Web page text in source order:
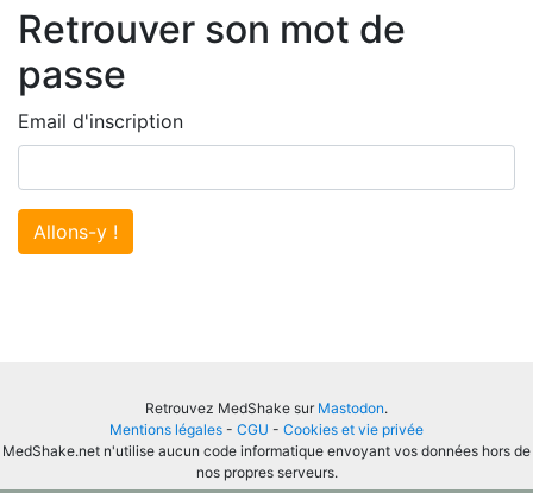
Retrouver son mot de
passe
Email d'inscription
Allons-y !
Retrouvez MedShake sur Mastodon.
Mentions légales - CGU - Cookies et vie privée
MedShake.net n'utilise aucun code informatique envoyant vos données hors de
nos propres serveurs.